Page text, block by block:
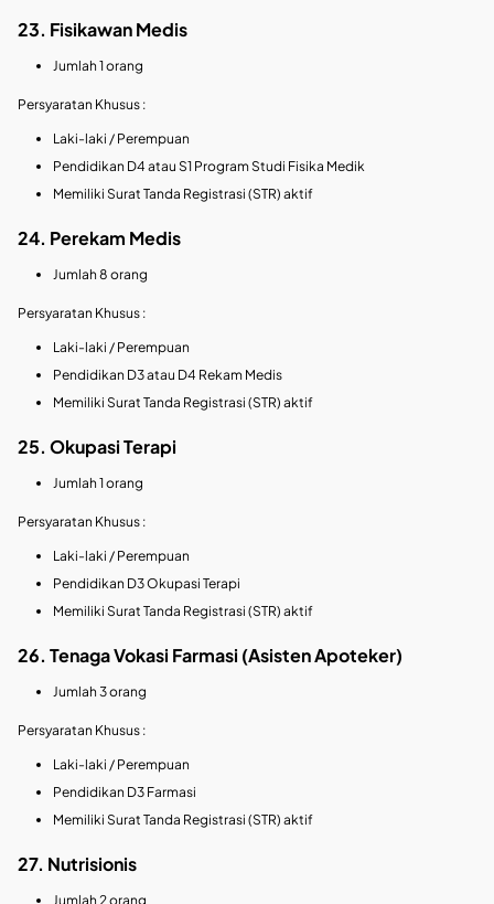
23. Fisikawan Medis
Jumlah 1 orang
Persyaratan Khusus :
Laki-laki / Perempuan
Pendidikan D4 atau S1 Program Studi Fisika Medik
Memiliki Surat Tanda Registrasi (STR) aktif
24. Perekam Medis
Jumlah 8 orang
Persyaratan Khusus :
Laki-laki / Perempuan
Pendidikan D3 atau D4 Rekam Medis
Memiliki Surat Tanda Registrasi (STR) aktif
25. Okupasi Terapi
Jumlah 1 orang
Persyaratan Khusus :
Laki-laki / Perempuan
Pendidikan D3 Okupasi Terapi
Memiliki Surat Tanda Registrasi (STR) aktif
26. Tenaga Vokasi Farmasi (Asisten Apoteker)
Jumlah 3 orang
Persyaratan Khusus :
Laki-laki / Perempuan
Pendidikan D3 Farmasi
Memiliki Surat Tanda Registrasi (STR) aktif
27. Nutrisionis
Jumlah 2 orang